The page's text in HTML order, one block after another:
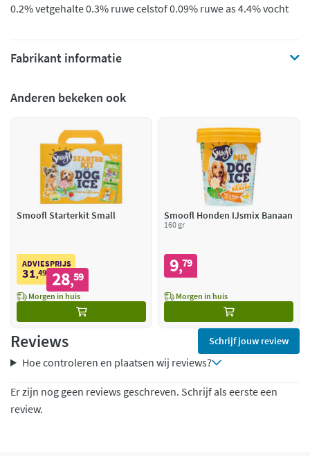
0.2% vetgehalte 0.3% ruwe celstof 0.09% ruwe as 4.4% vocht
Fabrikant informatie
Anderen bekeken ook
Smoofl Starterkit Small
ADVIESPRIJS
31,49 28,59
Morgen in huis
Smoofl Honden IJsmix Banaan
160 gr
9,79
Morgen in huis
Reviews Schrijf jouw review
Hoe controleren en plaatsen wij reviews?
Er zijn nog geen reviews geschreven. Schrijf als eerste een
review.